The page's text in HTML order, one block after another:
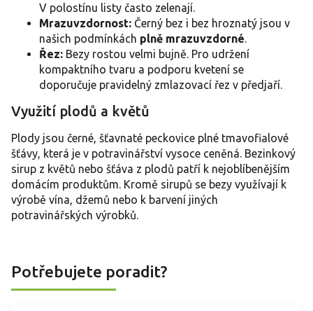
V polostínu listy často zelenají.
Mrazuvzdornost: Černý bez i bez hroznatý jsou v
našich podmínkách plně mrazuvzdorné.
Řez: Bezy rostou velmi bujně. Pro udržení
kompaktního tvaru a podporu kvetení se
doporučuje pravidelný zmlazovací řez v předjaří.
Využití plodů a květů
Plody jsou černé, šťavnaté peckovice plné tmavofialové
šťávy, která je v potravinářství vysoce ceněná. Bezinkový
sirup z květů nebo šťáva z plodů patří k nejoblíbenějším
domácím produktům. Kromě sirupů se bezy využívají k
výrobě vína, džemů nebo k barvení jiných
potravinářských výrobků.
Potřebujete poradit?